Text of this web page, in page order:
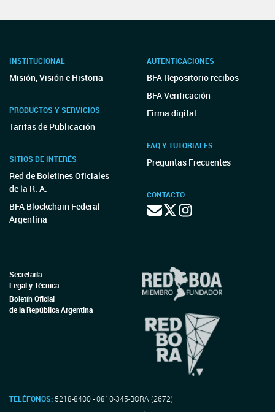
INSTITUCIONAL
Misión, Visión e Historia
PRODUCTOS Y SERVICIOS
Tarifas de Publicación
SITIOS DE INTERÉS
Red de Boletines Oficiales
de la R. A.
BFA Blockchain Federal
Argentina
AUTENTICACIONES
BFA Repositorio recibos
BFA Verificación
Firma digital
FAQ Y TUTORIALES
Preguntas Frecuentes
CONTACTO
Secretaría
Legal y Técnica
Boletín Oficial
de la República Argentina
TELÉFONOS: 5218-8400 - 0810-345-BORA (2672)